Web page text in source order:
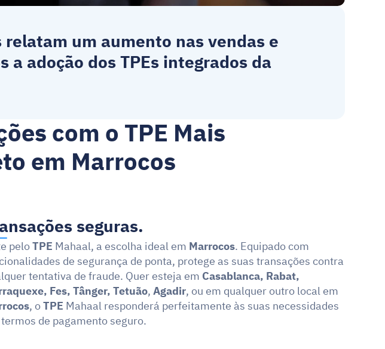
relatam um aumento nas vendas e
a adoção dos TPEs integrados da
com o TPE Mais
em Marrocos
seguras.
pelo TPE Mahaal, a escolha ideal em Marrocos. Equipado com
de segurança de ponta, protege as suas transações contra
tentativa de fraude. Quer esteja em Casablanca, Rabat,
Fes, Tânger, Tetuão, Agadir
, o TPE Mahaal responderá perfeitamente às suas necessidades
de pagamento seguro.